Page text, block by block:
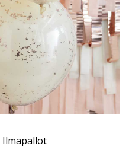
Ilmapallot